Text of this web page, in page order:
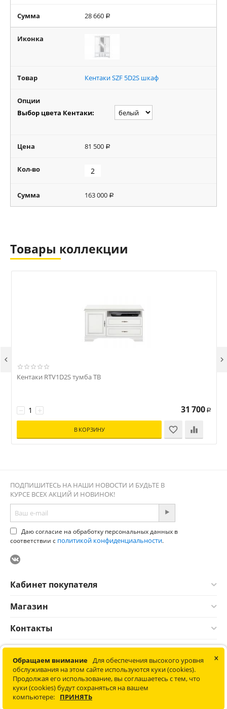
Сумма 28 660 Р
Иконка
Товар Кентаки SZF 5D2S шкаф
Опции
Выбор цвета Кентаки:
Цена 81 500 Р
Кол-во
Сумма 163 000 Р
Товары коллекции
Кентаки RTV1D2S тумба ТВ
+
− 31 700 Р
В КОРЗИНУ
 
ПОДПИШИТЕСЬ НА НАШИ НОВОСТИ И БУДЬТЕ В
КУРСЕ ВСЕХ АКЦИЙ И НОВИНОК!
Даю согласие на обработку персональных данных в
соответствии с политикой конфиденциальности.
Кабинет покупателя
Магазин
Контакты
© 2012-2026 Соната. Все права защищены. Информация сайта
защищена законом об авторских правах. Не является
публичной офертой.
Политика конфиденциальности обработки персональных
данных
×
Обращаем внимание Для обеспечения высокого уровня
обслуживания на этом сайте используются куки (cookies).
Продолжая его использование, вы соглашаетесь с тем, что
куки (cookies) будут сохраняться на вашем
компьютере:
ПРИНЯТЬ